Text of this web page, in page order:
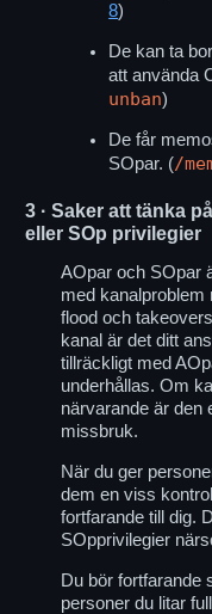
8)
De kan ta
att använda
unban)
De får
SOpar. (/
3 · Saker att tänka
eller SOp privilegier
AOpar och SOpar
med kanalproblem
flood och
kanal är det ditt
tillräckligt med
underhållas. Om
närvarande är den
missbruk.
När du ger
dem en viss
fortfarande till dig.
SOpprivilegier
Du bör fortfarande
personer du litar